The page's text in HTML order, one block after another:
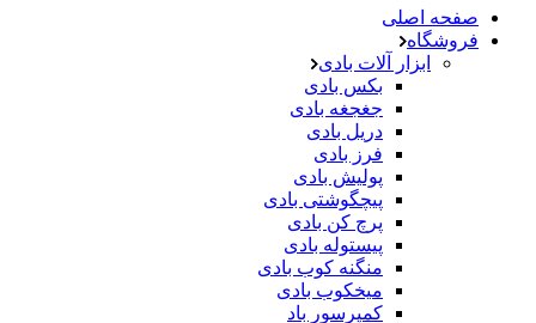
صفحه اصلی
فروشگاه
ابزار آلات بادی
بکس بادی
جغجغه بادی
دریل بادی
فرز بادی
پولیش بادی
پیچگوشتی بادی
پرچ کن بادی
پیستوله بادی
منگنه کوب بادی
میخکوب بادی
کمپرسور باد